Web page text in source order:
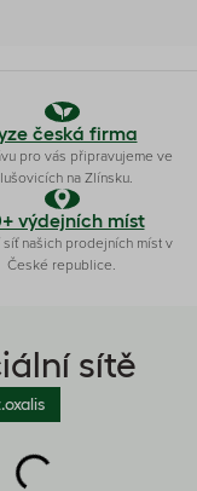
česká firma
pro vás připravujeme ve
na Zlínsku.
výdejních míst
našich prodejních míst v
České republice.
sítě